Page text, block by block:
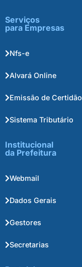
Serviços
para Empresas
Nfs-e
Alvará Online
Emissão de Certidão
Sistema Tributário
Institucional
da Prefeitura
Webmail
Dados Gerais
Gestores
Secretarias